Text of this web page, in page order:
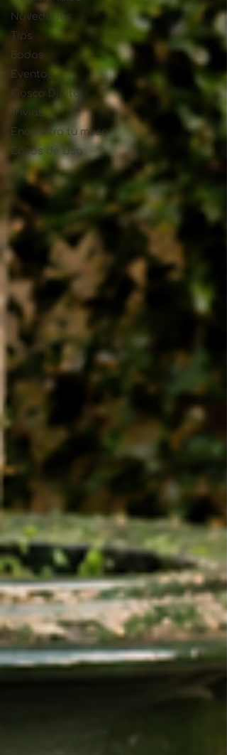
Novedades
Tips
Bodas
Eventos
Kiosco Digital
Trivias
Encuentra tu mesa
Casos de Uso